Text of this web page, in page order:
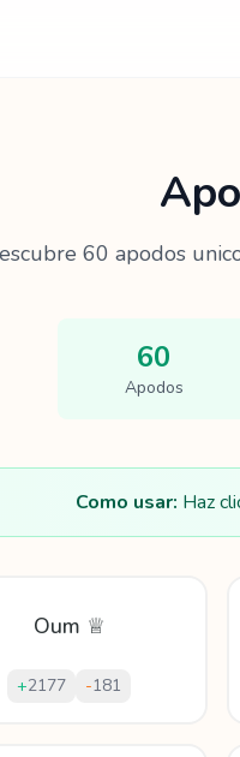
60 apodos
60
Apodos
Como usar: Haz
Oum ♕
+2177 -181